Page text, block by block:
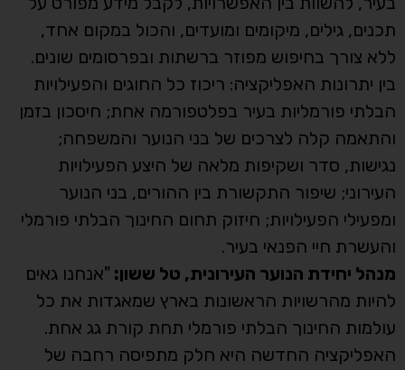
תכנים, גילים, מיקומים ומועדים, והכול במקום אחד,
ללא צורך בחיפוש מפוזר ברשתות ובפרסומים שונים.
בין יתרונות האפליקציה: ריכוז כל החוגים והפעילויות
הבלתי פורמליות בעיר בפלטפורמה אחת; חיסכון בזמן
והתאמה קלה לצרכים של בני הנוער והמשפחה;
נגישות, סדר ושקיפות מלאה של היצע הפעילויות
העירוני; שיפור התקשורת בין ההורים, בני הנוער
ומפעילי הפעילויות; חיזוק תחום החינוך הבלתי פורמלי
והעשרת חיי הפנאי בעיר.
מנהל יחידת הנוער העירונית, טל ששון: "אנחנו גאים
להיות מהרשויות הראשונות בארץ שמאגדות את כל
עולמות החינוך הבלתי פורמלי תחת קורת גג אחת.
האפליקציה החדשה היא חלק מתפיסה רחבה של